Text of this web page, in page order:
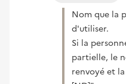
Nom que la
d'utiliser.
Si la
partielle, le
renvoyé et